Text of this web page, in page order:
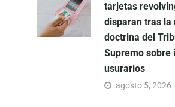
tarjetas
disparan tras la
doctrina del
Supremo sobre
usurarios
agosto 5, 2026